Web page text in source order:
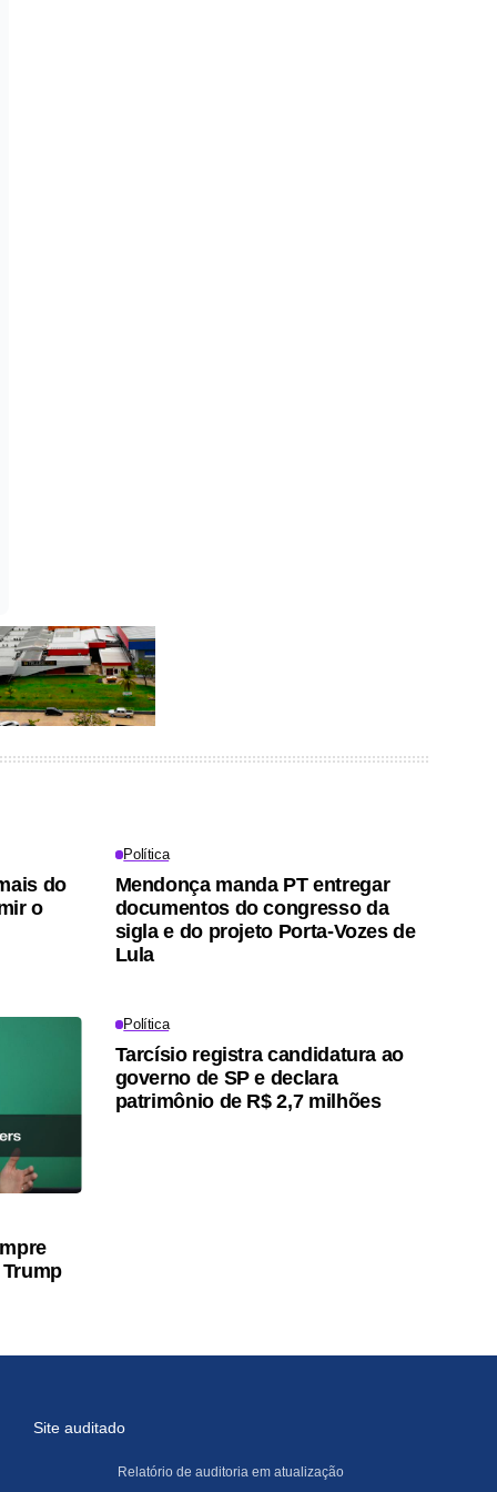
do
o
Política
Mendonça manda PT entregar
documentos do congresso da
sigla e do projeto Porta-Vozes de
Lula
Política
Tarcísio registra candidatura ao
governo de SP e declara
patrimônio de R$ 2,7 milhões
Site auditado
Relatório de auditoria em atualização